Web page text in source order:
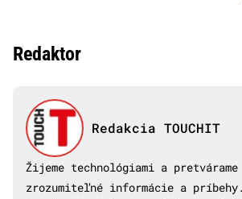
Redaktor
Redakcia TOUCHIT
Žijeme technológiami a
zrozumiteľné informácie a